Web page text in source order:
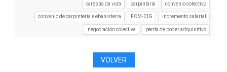
carestía da vida carpintaría convenio colectivo
convenio de carpinteria e ebanisteria FCM-CIG incremento salarial
negociación colectiva perda de poder adquisitivo
VOLVER